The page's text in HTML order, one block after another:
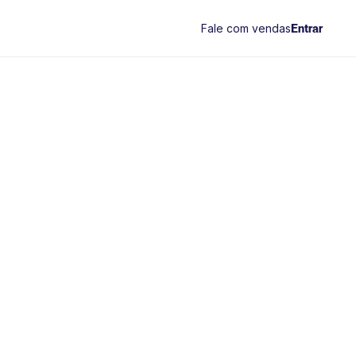
Fale com vendas Entrar